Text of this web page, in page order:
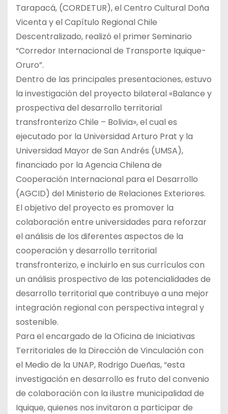
Tarapacá, (CORDETUR), el Centro Cultural Doña
Vicenta y el Capítulo Regional Chile
Descentralizado, realizó el primer Seminario
“Corredor Internacional de Transporte Iquique-
Oruro”.
Dentro de las principales presentaciones, estuvo
la investigación del proyecto bilateral «Balance y
prospectiva del desarrollo territorial
transfronterizo Chile – Bolivia», el cual es
ejecutado por la Universidad Arturo Prat y la
Universidad Mayor de San Andrés (UMSA),
financiado por la Agencia Chilena de
Cooperación Internacional para el Desarrollo
(AGCID) del Ministerio de Relaciones Exteriores.
El objetivo del proyecto es promover la
colaboración entre universidades para reforzar
el análisis de los diferentes aspectos de la
cooperación y desarrollo territorial
transfronterizo, e incluirlo en sus currículos con
un análisis prospectivo de las potencialidades de
desarrollo territorial que contribuye a una mejor
integración regional con perspectiva integral y
sostenible.
Para el encargado de la Oficina de Iniciativas
Territoriales de la Dirección de Vinculación con
el Medio de la UNAP, Rodrigo Dueñas, “esta
investigación en desarrollo es fruto del convenio
de colaboración con la ilustre municipalidad de
Iquique, quienes nos invitaron a participar de